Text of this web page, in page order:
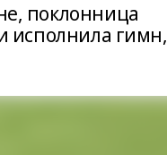
поклонница
исполнила гимн,